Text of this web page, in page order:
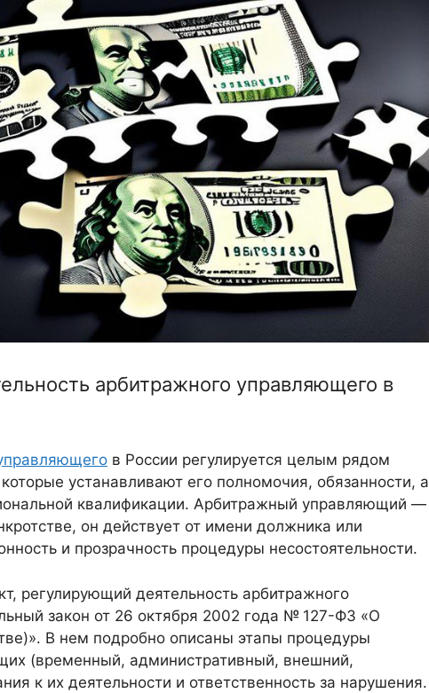
арбитражного управляющего в
в России регулируется целым рядом
устанавливают его полномочия, обязанности, а
квалификации. Арбитражный управляющий —
он действует от имени должника или
и прозрачность процедуры несостоятельности.
регулирующий деятельность арбитражного
закон от 26 октября 2002 года № 127-ФЗ «О
В нем подробно описаны этапы процедуры
(временный, административный, внешний,
к их деятельности и ответственность за нарушения.